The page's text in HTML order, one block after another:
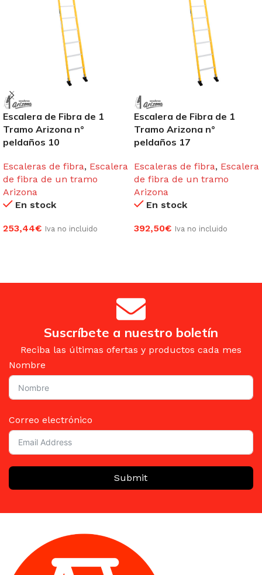
Escalera de Fibra de 1
Tramo Arizona n°
peldaños 10
Escaleras de fibra, Escalera
de fibra de un tramo
Arizona
En stock
253,44€ Iva no incluido
Escalera de Fibra de 1
Tramo Arizona n°
peldaños 17
Escaleras de fibra, Escalera
de fibra de un tramo
Arizona
En stock
392,50€ Iva no incluido
Suscríbete a nuestro boletín
Reciba las últimas ofertas y productos cada mes
Nombre
Correo electrónico
Submit